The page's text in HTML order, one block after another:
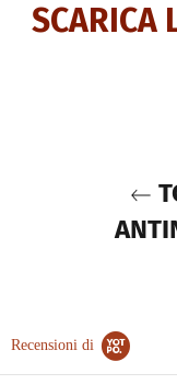
SCARICA
Recensioni di